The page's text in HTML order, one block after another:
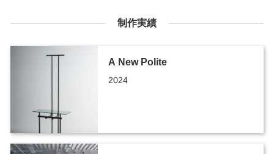
制作実績
A New Polite
2024